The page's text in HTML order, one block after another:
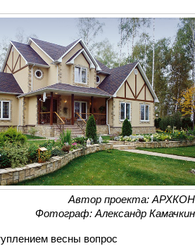
Автор проекта: АРХКОН
Фотограф: Александр Камачкин
весны вопрос